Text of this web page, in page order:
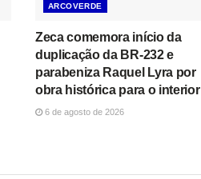
ARCOVERDE
Zeca comemora início da
duplicação da BR-232 e
parabeniza Raquel Lyra por
obra histórica para o interior
6 de agosto de 2026